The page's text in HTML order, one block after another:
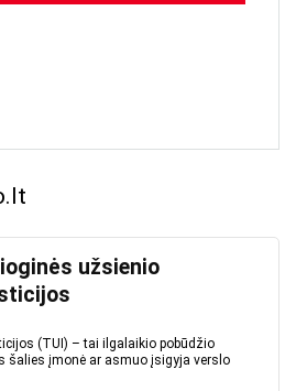
užsienio
(TUI) – tai ilgalaikio pobūdžio
šalies įmonė ar asmuo įsigyja verslo